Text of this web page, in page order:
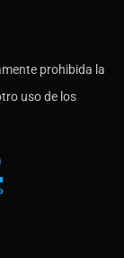
prohibida la
uso de los